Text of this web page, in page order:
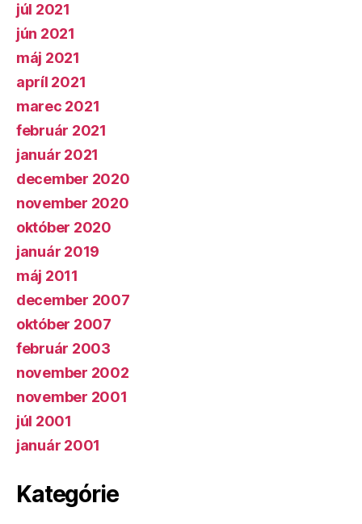
júl 2021
jún 2021
máj 2021
apríl 2021
marec 2021
február 2021
január 2021
december 2020
november 2020
október 2020
január 2019
máj 2011
december 2007
október 2007
február 2003
november 2002
november 2001
júl 2001
január 2001
Kategórie